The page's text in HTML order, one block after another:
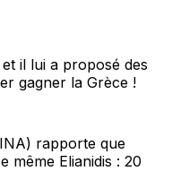
il lui a proposé des
gagner la Grèce !
rapporte que
même Elianidis : 20